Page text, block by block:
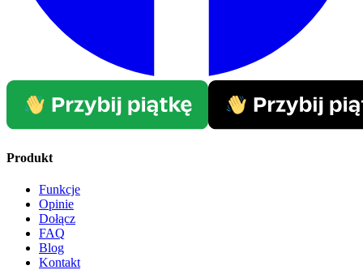
Produkt
Funkcje
Opinie
Dołącz
FAQ
Blog
Kontakt